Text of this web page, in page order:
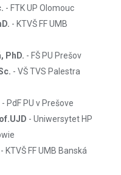
- FTK UP Olomouc
- KTVŠ FF UMB
PhD. - FŠ PU Prešov
- VŠ TVS Palestra
- PdF PU v Prešove
- Uniwersytet HP
- KTVŠ FF UMB Banská